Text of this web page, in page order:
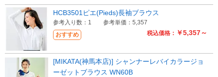
おすすめ 税込価格： ￥5,357～
HCB3501ピエ(Pieds)長袖ブラウス
参考入り数：1 参考単価：5,357
[MIKATA(神馬本店)] シャンナーレバイカラージョ
ーゼットブラウス WN60B